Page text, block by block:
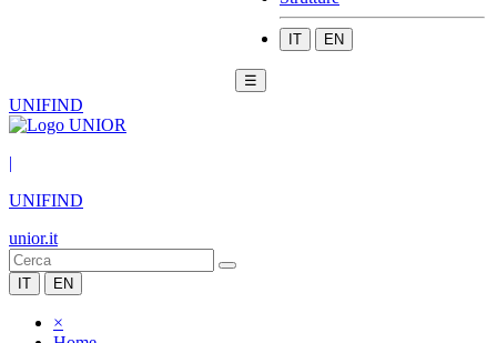
IT EN
☰
UNIFIND
|
UNIFIND
unior.it
IT EN
×